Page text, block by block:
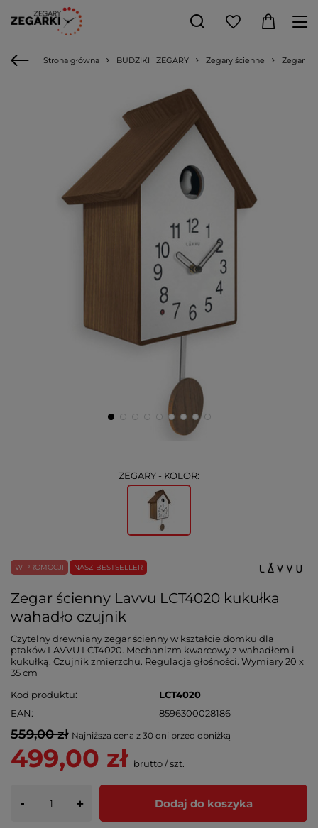
Strona główna BUDZIKI i ZEGARY Zegary ścienne Zegar
ZEGARY - KOLOR:
W PROMOCJI NASZ BESTSELLER
Zegar ścienny Lavvu LCT4020 kukułka
wahadło czujnik
Czytelny drewniany zegar ścienny w kształcie domku dla
ptaków LAVVU LCT4020. Mechanizm kwarcowy z wahadłem i
kukułką. Czujnik zmierzchu. Regulacja głośności. Wymiary 20 x
35 cm
Kod produktu
LCT4020
EAN
8596300028186
559,00 zł Najniższa cena z 30 dni przed obniżką
499,00 zł brutto/szt.
- + Dodaj do koszyka